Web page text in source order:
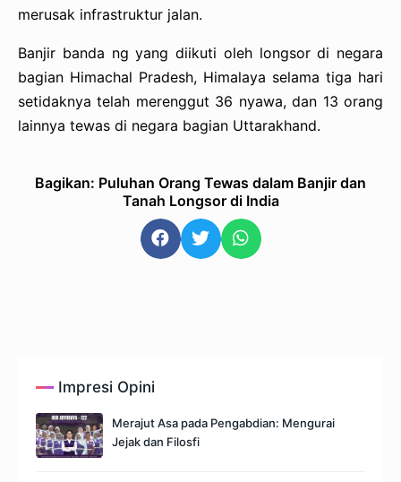
merusak infrastruktur jalan.
Banjir banda ng yang diikuti oleh longsor di negara
bagian Himachal Pradesh, Himalaya selama tiga hari
setidaknya telah merenggut 36 nyawa, dan 13 orang
lainnya tewas di negara bagian Uttarakhand.
Bagikan: Puluhan Orang Tewas dalam Banjir dan
Tanah Longsor di India
Impresi Opini
Merajut Asa pada Pengabdian: Mengurai
Jejak dan Filosfi